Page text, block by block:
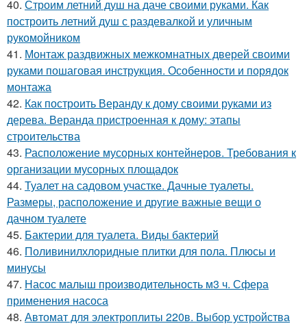
40. Строим летний душ на даче своими руками. Как
построить летний душ с раздевалкой и уличным
рукомойником
41. Монтаж раздвижных межкомнатных дверей своими
руками пошаговая инструкция. Особенности и порядок
монтажа
42. Как построить Веранду к дому своими руками из
дерева. Веранда пристроенная к дому: этапы
строительства
43. Расположение мусорных контейнеров. Требования к
организации мусорных площадок
44. Туалет на садовом участке. Дачные туалеты.
Размеры, расположение и другие важные вещи о
дачном туалете
45. Бактерии для туалета. Виды бактерий
46. Поливинилхлоридные плитки для пола. Плюсы и
минусы
47. Насос малыш производительность м3 ч. Сфера
применения насоса
48. Автомат для электроплиты 220в. Выбор устройства